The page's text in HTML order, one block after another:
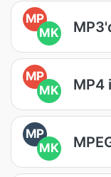
MP
MK
MP
MK
MP4
MP
MK